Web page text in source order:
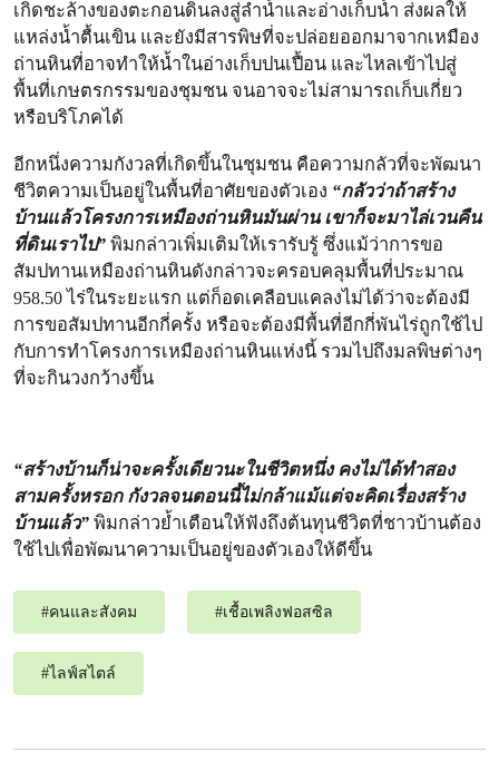
เกิดชะล้างของตะกอนดินลงสู่ลำน้ำและอ่างเก็บน้ำ ส่งผลให้
แหล่งน้ำตื้นเขิน และยังมีสารพิษที่จะปล่อยออกมาจากเหมือง
ถ่านหินที่อาจทำให้น้ำในอ่างเก็บปนเปื้อน และไหลเข้าไปสู่
พื้นที่เกษตรกรรมของชุมชน จนอาจจะไม่สามารถเก็บเกี่ยว
หรือบริโภคได้
อีกหนึ่งความกังวลที่เกิดขึ้นในชุมชน คือความกลัวที่จะพัฒนา
ชีวิตความเป็นอยู่ในพื้นที่อาศัยของตัวเอง “กลัวว่าถ้าสร้าง
บ้านแล้วโครงการเหมืองถ่านหินมันผ่าน เขาก็จะมาไล่เวนคืน
ที่ดินเราไป” พิมกล่าวเพิ่มเติมให้เรารับรู้ ซึ่งแม้ว่าการขอ
สัมปทานเหมืองถ่านหินดังกล่าวจะครอบคลุมพื้นที่ประมาณ
958.50 ไร่ในระยะแรก แต่ก็อดเคลือบแคลงไม่ได้ว่าจะต้องมี
การขอสัมปทานอีกกี่ครั้ง หรือจะต้องมีพื้นที่อีกกี่พันไร่ถูกใช้ไป
กับการทำโครงการเหมืองถ่านหินแห่งนี้ รวมไปถึงมลพิษต่างๆ
ที่จะกินวงกว้างขึ้น
“สร้างบ้านก็น่าจะครั้งเดียวนะในชีวิตหนึ่ง คงไม่ได้ทำสอง
สามครั้งหรอก กังวลจนตอนนี้ไม่กล้าแม้แต่จะคิดเรื่องสร้าง
บ้านแล้ว” พิมกล่าวย้ำเตือนให้ฟังถึงต้นทุนชีวิตที่ชาวบ้านต้อง
ใช้ไปเพื่อพัฒนาความเป็นอยู่ของตัวเองให้ดีขึ้น
#คนและสังคม #เชื้อเพลิงฟอสซิล
#ไลฟ์สไตล์